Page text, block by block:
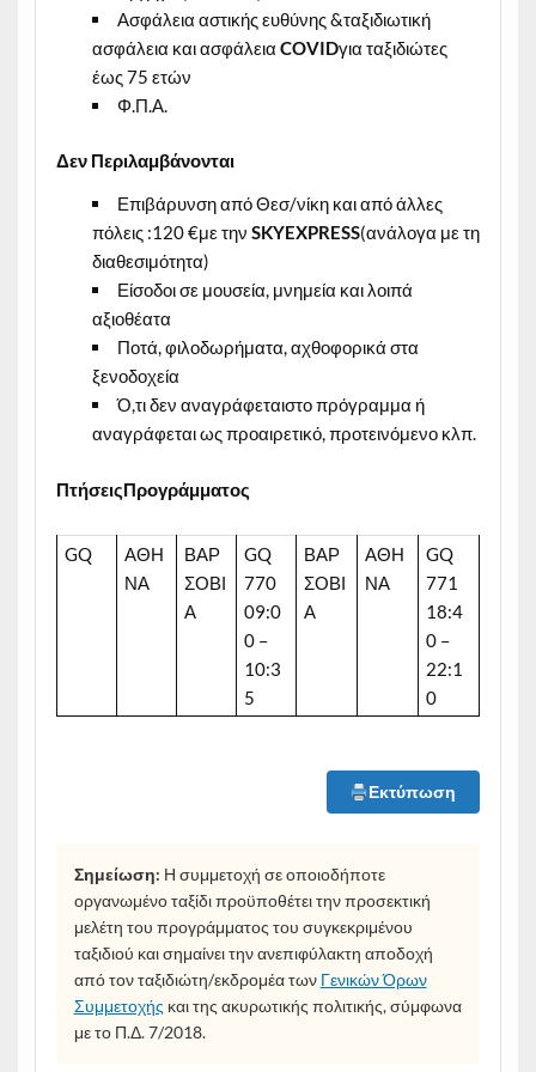
Ασφάλεια αστικής ευθύνης &ταξιδιωτική
ασφάλεια και ασφάλεια COVIDγια ταξιδιώτες
έως 75 ετών
Φ.Π.Α.
Δεν Περιλαμβάνονται
Επιβάρυνση από Θεσ/νίκη και από άλλες
πόλεις :120 €με την SKYEXPRESS(ανάλογα με τη
διαθεσιμότητα)
Είσοδοι σε μουσεία, μνημεία και λοιπά
αξιοθέατα
Ποτά, φιλοδωρήματα, αχθοφορικά στα
ξενοδοχεία
Ό,τι δεν αναγράφεταιστο πρόγραμμα ή
αναγράφεται ως προαιρετικό, προτεινόμενο κλπ.
ΠτήσειςΠρογράμματος
GQ
ΑΘΗ
ΝΑ
ΒΑΡ
ΣΟΒΙ
Α
GQ
770
09:0
0 –
10:3
5
ΒΑΡ
ΣΟΒΙ
Α
ΑΘΗ
ΝΑ
GQ
771
18:4
0 –
22:1
0
Εκτύπωση
Σημείωση: Η συμμετοχή σε οποιοδήποτε
οργανωμένο ταξίδι προϋποθέτει την προσεκτική
μελέτη του προγράμματος του συγκεκριμένου
ταξιδιού και σημαίνει την ανεπιφύλακτη αποδοχή
από τον ταξιδιώτη/εκδρομέα των Γενικών Όρων
Συμμετοχής και της ακυρωτικής πολιτικής, σύμφωνα
με το Π.Δ. 7/2018.